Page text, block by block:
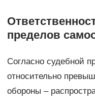
пределов
Согласно судебной
относительно
обороны –